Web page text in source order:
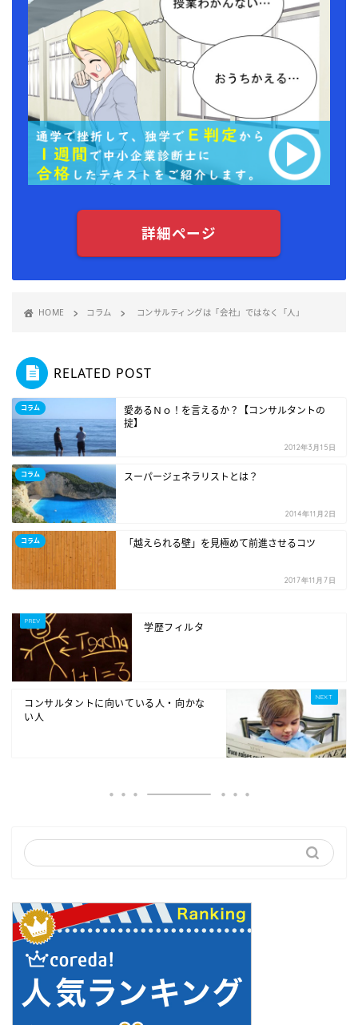
詳細ページ
HOME コラム コンサルティングは「会社」ではなく「人」
RELATED POST
コラム
愛あるＮｏ！を言えるか？【コンサルタントの
掟】
2012年3月15日
コラム スーパージェネラリストとは？
2014年11月2日
コラム 「越えられる壁」を見極めて前進させるコツ
2017年11月7日
学歴フィルタ
コンサルタントに向いている人・向かな
い人